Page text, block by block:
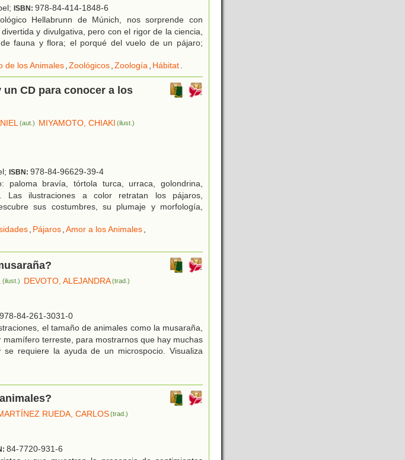
ISBN: 978-84-414-1848-6
Hellabrunn de Múnich, nos sorprende con
y divulgativa, pero con el rigor de la ciencia,
fauna y flora; el porqué del vuelo de un pájaro;
de los Animales Zoológicos Zoología Hábitat
CD para conocer a los
(aut.) MIYAMOTO, CHIAKI (ilust.)
ISBN: 978-84-96629-39-4
bravía, tórtola turca, urraca, golondrina,
Las ilustraciones a color retratan los pájaros,
sus costumbres, su plumaje y morfología,
Pájaros Amor a los Animales
(ilust.) DEVOTO, ALEJANDRA (trad.)
978-84-261-3031-0
el tamaño de animales como la musaraña,
terreste, para mostrarnos que hay muchas
requiere la ayuda de un microspocio. Visualiza
RUEDA, CARLOS (trad.)
84-7720-931-6